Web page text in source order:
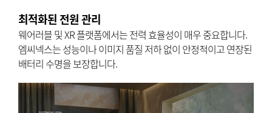
최적화된 전원 관리
웨어러블 및 XR 플랫폼에서는 전력 효율성이 매우 중요합니다.
엠씨넥스는 성능이나 이미지 품질 저하 없이 안정적이고 연장된
배터리 수명을 보장합니다.